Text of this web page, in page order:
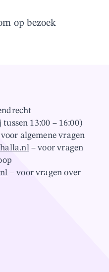
op bezoek
13:00 – 16:00)
algemene vragen
– voor vragen
– voor vragen over